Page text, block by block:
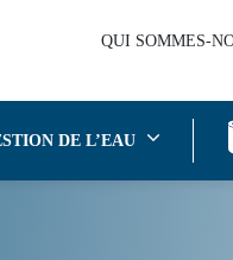
QUI SOMMES-
DE L’EAU